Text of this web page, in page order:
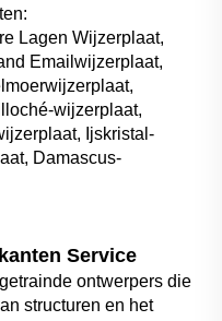
Lagen Wijzerplaat,
Emailwijzerplaat,
wijzerplaat,
Ijskristal-
Damascus-
Service
ontwerpers die
structuren en het